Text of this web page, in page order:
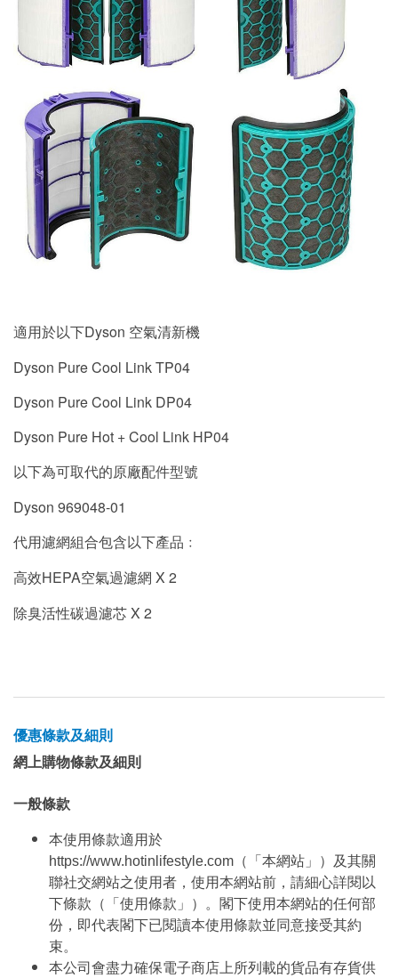
適用於以下Dyson 空氣清新機
Dyson Pure Cool Link TP04
Dyson Pure Cool Link DP04
Dyson Pure Hot + Cool Link HP04
以下為可取代的原廠配件型號
Dyson 969048-01
代用濾網組合包含以下產品﹕
高效HEPA空氣過濾網 X 2
除臭活性碳過濾芯 X 2
優惠條款及細則
網上購物條款及細則
一般條款
本使用條款適用於
https://www.hotinlifestyle.com（「本網站」）及其關
聯社交網站之使用者，使用本網站前，請細心詳閱以
下條款（「使用條款」）。閣下使用本網站的任何部
份，即代表閣下已閱讀本使用條款並同意接受其約
束。
本公司會盡力確保電子商店上所列載的貨品有存貨供